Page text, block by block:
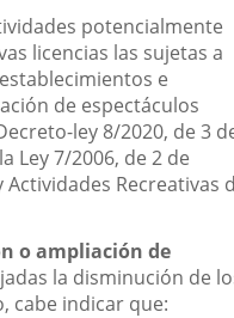
potencialmente
licencias las sujetas a
e
de espectáculos
ley 8/2020, de 3
Ley 7/2006, de 2 de
Recreativas
o ampliación de
la disminución de
cabe indicar que: